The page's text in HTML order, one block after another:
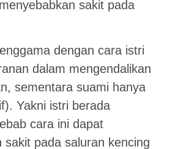
sakit pada
dengan cara istri
dalam mengendalikan
sementara suami hanya
Yakni istri berada
cara ini dapat
sakit pada saluran kencing